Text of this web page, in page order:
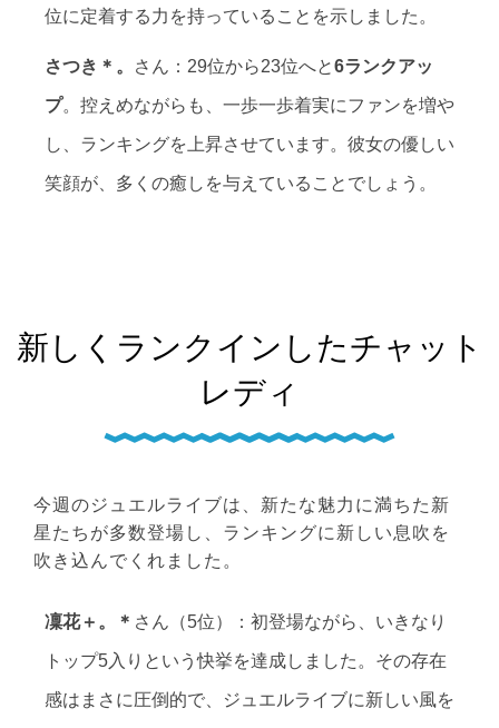
位に定着する力を持っていることを示しました。
さつき＊。 さん：29位から23位へと6ランクアッ
プ。控えめながらも、一歩一歩着実にファンを増や
し、ランキングを上昇させています。彼女の優しい
笑顔が、多くの癒しを与えていることでしょう。
新しくランクインしたチャット
レディ
今週のジュエルライブは、新たな魅力に満ちた新
星たちが多数登場し、ランキングに新しい息吹を
吹き込んでくれました。
凜花＋。＊ さん（5位）：初登場ながら、いきなり
トップ5入りという快挙を達成しました。その存在
感はまさに圧倒的で、ジュエルライブに新しい風を